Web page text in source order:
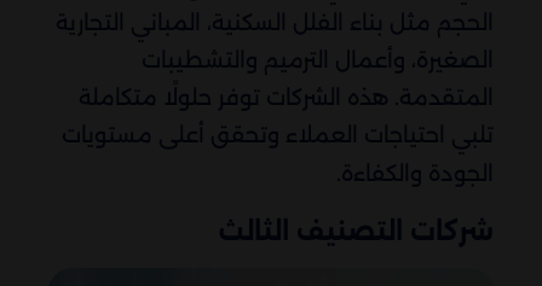
الحجم مثل بناء الفلل السكنية، المباني التجارية
الصغيرة، وأعمال الترميم والتشطيبات
المتقدمة. هذه الشركات توفر حلولًا متكاملة
تلبي احتياجات العملاء وتحقق أعلى مستويات
الجودة والكفاءة.
شركات التصنيف الثالث